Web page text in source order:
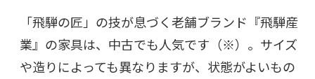
「飛騨の匠」の技が息づく老舗ブランド『飛騨産
業』の家具は、中古でも人気です（※）。サイズ
や造りによっても異なりますが、状態がよいもの